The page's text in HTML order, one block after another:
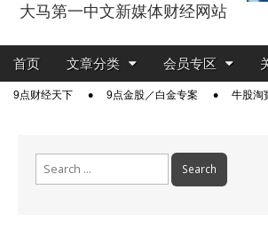
9点股票
大马第一中文新媒体财经网站
Main
Skip
content
首页 文章分类 会员专区
Sub9点财经天下 9点金股／白金专案 牛股淘